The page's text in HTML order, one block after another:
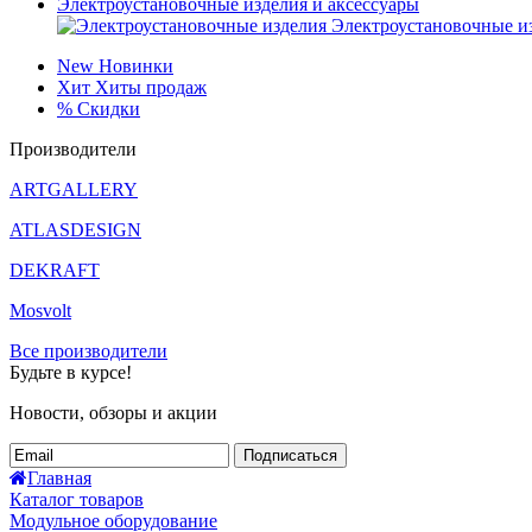
Электроустановочные изделия и аксессуары
Электроустановочные
New Новинки
Хит Хиты продаж
% Скидки
Производители
ARTGALLERY
ATLASDESIGN
DEKRAFT
Mosvolt
Все производители
Будьте в курсе!
Новости, обзоры и акции
Подписаться
Главная
Каталог товаров
Модульное оборудование